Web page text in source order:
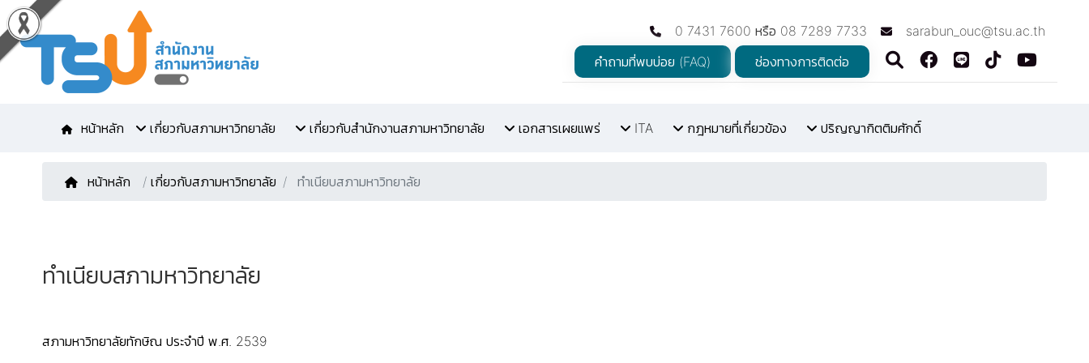
0 7431 7600 หรือ 08 7289 7733
sarabun_ouc@tsu.ac.th
คำถามที่พบบ่อย (FAQ)
ช่องทางการติดต่อ
หน้าหลัก เกี่ยวกับสภามหาวิทยาลัย เกี่ยวกับสำนักงานสภามหาวิทยาลัย เอกสารเผยแพร่ ITA กฎหมายที่เกี่ยวข้อง ปริญญากิตติมศักดิ์
หน้าหลัก / เกี่ยวกับสภามหาวิทยาลัย ทำเนียบสภามหาวิทยาลัย
ทำเนียบสภามหาวิทยาลัย
สภามหาวิทยาลัยทักษิณ ประจำปี พ.ศ. 2539